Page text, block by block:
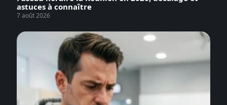
astuces à connaître
7 août 2026